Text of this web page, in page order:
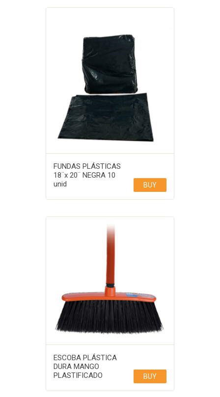
FUNDAS PLÁSTICAS
18¨x 20¨ NEGRA 10
unid
BUY
ESCOBA PLÁSTICA
DURA MANGO
PLASTIFICADO
BUY